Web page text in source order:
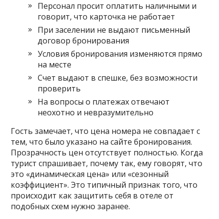
Персонал просит оплатить наличными и
говорит‚ что карточка не работает
При заселении не выдают письменный
договор бронирования
Условия бронирования изменяются прямо
на месте
Счет выдают в спешке‚ без возможности
проверить
На вопросы о платежах отвечают
неохотно и невразумительно
Гость замечает‚ что цена номера не совпадает с
тем‚ что было указано на сайте бронирования.
Прозрачность цен отсутствует полностью. Когда
турист спрашивает‚ почему так‚ ему говорят‚ что
это «динамическая цена» или «сезонный
коэффициент». Это типичный признак того‚ что
происходит как защитить себя в отеле от
подобных схем нужно заранее.